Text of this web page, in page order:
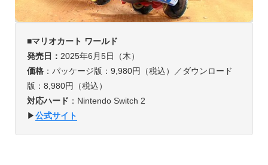
■マリオカート ワールド
発売日： 2025年6月5日（木）
価格：パッケージ版：9,980円（税込）／ダウンロード
版：8,980円（税込）
対応ハード ：Nintendo Switch 2
▶︎公式サイト